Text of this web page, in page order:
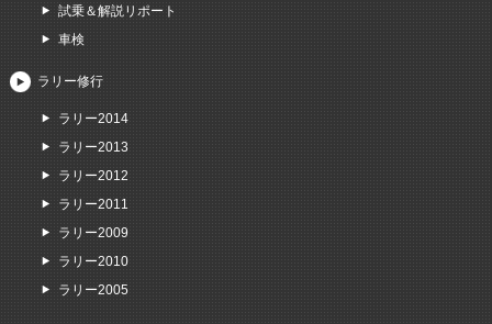
試乗＆解説リポート
車検
ラリー修行
ラリー2014
ラリー2013
ラリー2012
ラリー2011
ラリー2009
ラリー2010
ラリー2005